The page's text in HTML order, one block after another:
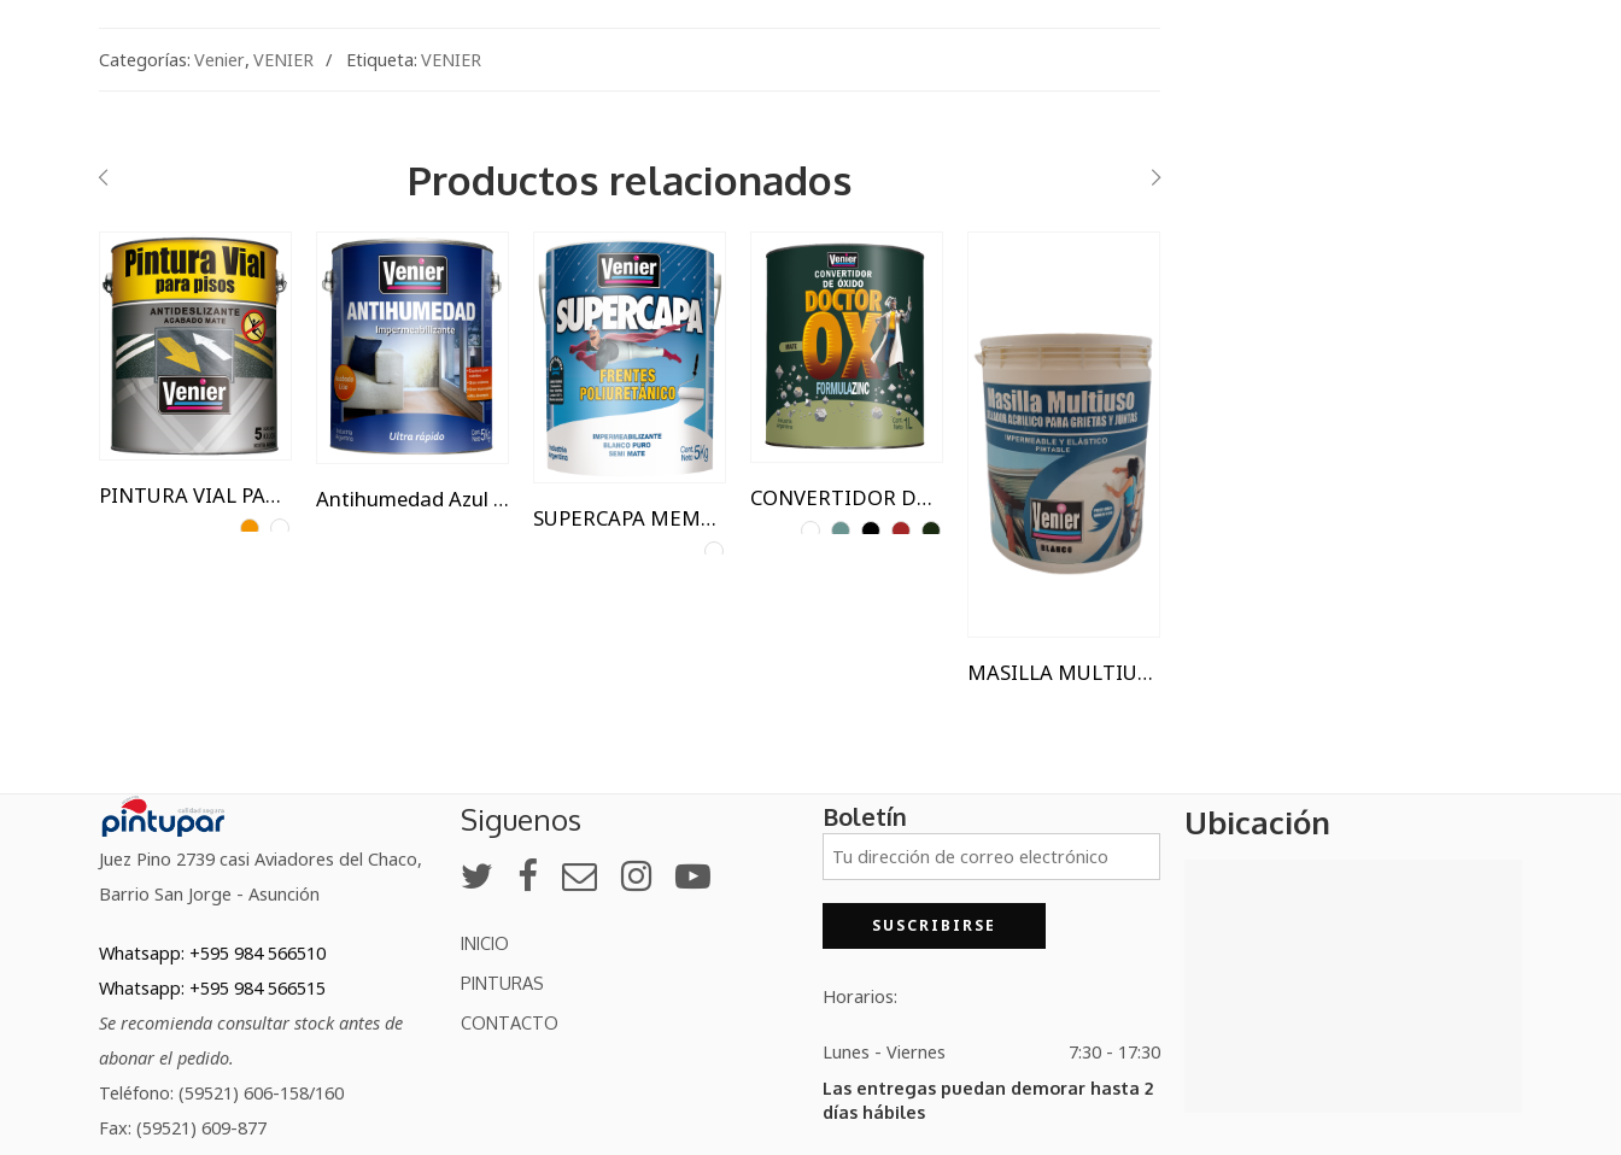
Categorías: Venier, VENIER Etiqueta: VENIER
Productos relacionados
1KG
5 kg
PINTURA VIAL PARA PISOS
1KG
5 kg
Antihumedad Azul (liso)
1,25kg
20 kg
5 kg
SUPERCAPA MEMBRANA PARA FRENTES BLANCO
1 Lts
500CC
CONVERTIDOR DE OXIDO
6KG
MASILLA MULTIUSO
Juez Pino 2739 casi Aviadores del Chaco,
Barrio San Jorge - Asunción
Whatsapp: +595 984 566510
Whatsapp: +595 984 566515
Se recomienda consultar stock antes de
abonar el pedido.
Teléfono: (59521) 606-158/160
Fax: (59521) 609-877
Siguenos
INICIO
PINTURAS
CONTACTO
Boletín
Horarios:
Lunes - Viernes 7:30 - 17:30
Las entregas puedan demorar hasta 2
días hábiles
Ubicación